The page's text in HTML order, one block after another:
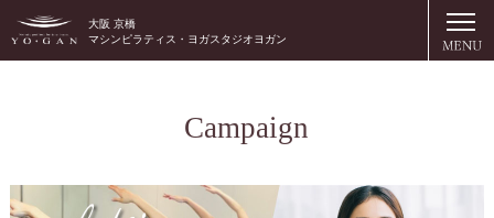
大阪 京橋
マシンピラティス・ヨガスタジオヨガン
Campaign